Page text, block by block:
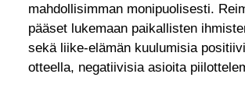
mahdollisimman monipuolisesti.
pääset lukemaan paikallisten
sekä liike-elämän kuulumisia
otteella, negatiivisia asioita